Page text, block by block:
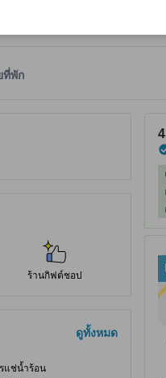
ที่พัก
ร้านกิฟต์ชอป
ดูทั้งหมด
แช่น้ำร้อน